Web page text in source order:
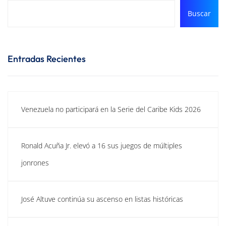
Buscar
Entradas Recientes
Venezuela no participará en la Serie del Caribe Kids 2026
Ronald Acuña Jr. elevó a 16 sus juegos de múltiples
jonrones
José Altuve continúa su ascenso en listas históricas